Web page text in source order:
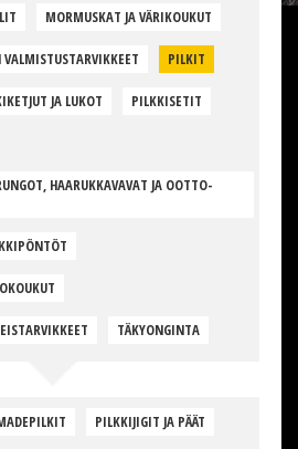
MORMUSKAT JA VÄRIKOUKUT
PILKIT
JA LUKOT PILKKISETIT
HAARUKKAVAVAT JA OOTTO-
TÄKYONGINTA
PILKKIJIGIT JA PÄÄT